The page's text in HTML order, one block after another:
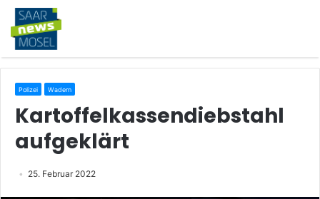
Polizei Wadern
Kartoffelkassendiebstahl
aufgeklärt
25. Februar 2022